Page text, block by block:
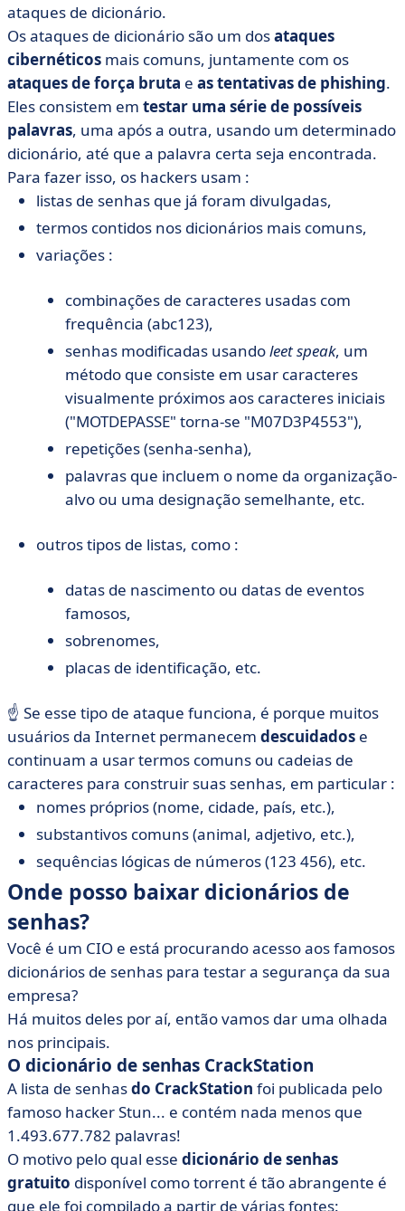
ataques de dicionário.
Os ataques de dicionário são um dosataques
cibernéticos mais comuns, juntamente com os
ataques de força bruta e as tentativas de phishing.
Eles consistem em testar uma série de possíveis
palavras, uma após a outra, usando um determinado
dicionário, até que a palavra certa seja encontrada.
Para fazer isso, os hackers usam :
listas de senhas que já foram divulgadas,
termos contidos nos dicionários mais comuns,
variações :
combinações de caracteres usadas com
frequência (abc123),
senhas modificadas usandoleet speak, um
método que consiste em usar caracteres
visualmente próximos aos caracteres iniciais
("MOTDEPASSE" torna-se "M07D3P4553"),
repetições (senha-senha),
palavras que incluem o nome da organização-
alvo ou uma designação semelhante, etc.
outros tipos de listas, como :
datas de nascimento ou datas de eventos
famosos,
sobrenomes,
placas de identificação, etc.
☝️ Se esse tipo de ataque funciona, é porque muitos
usuários da Internet permanecem descuidados e
continuam a usar termos comuns ou cadeias de
caracteres para construir suas senhas, em particular :
nomes próprios (nome, cidade, país, etc.),
substantivos comuns (animal, adjetivo, etc.),
sequências lógicas de números (123 456), etc.
Onde posso baixar dicionários de
senhas?
Você é um CIO e está procurando acesso aos famosos
dicionários de senhas para testar a segurança da sua
empresa?
Há muitos deles por aí, então vamos dar uma olhada
nos principais.
O dicionário de senhas CrackStation
A lista de senhasdo CrackStation foi publicada pelo
famoso hacker Stun... e contém nada menos que
1.493.677.782 palavras!
O motivo pelo qual esse dicionário de senhas
gratuito disponível como torrent é tão abrangente é
que ele foi compilado a partir de várias fontes: